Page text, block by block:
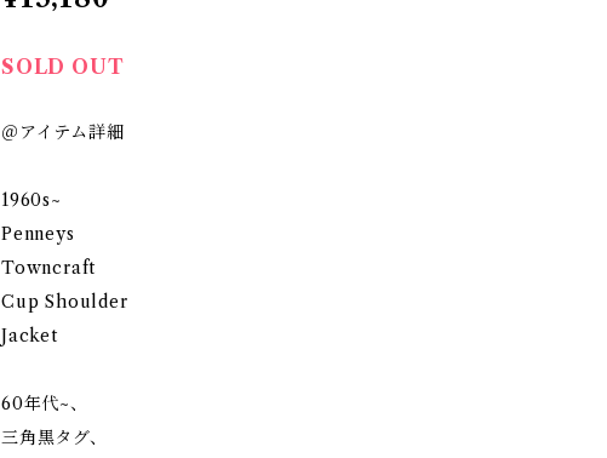
SOLD OUT
＠アイテム詳細
1960s~
Penneys
Towncraft
Cup Shoulder
Jacket
60年代~、
三角黒タグ、